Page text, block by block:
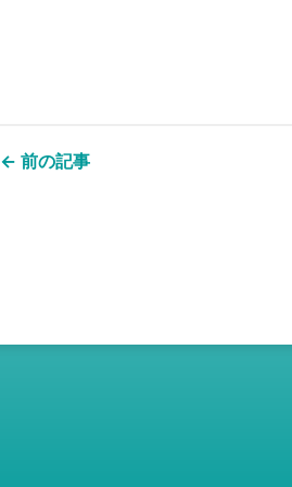
← 前の記事